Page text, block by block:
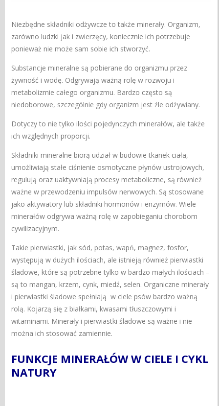
Niezbędne składniki odżywcze to także minerały. Organizm,
zarówno ludzki jak i zwierzęcy, koniecznie ich potrzebuje
ponieważ nie może sam sobie ich stworzyć.
Substancje mineralne są pobierane do organizmu przez
żywność i wodę. Odgrywają ważną rolę w rozwoju i
metabolizmie całego organizmu. Bardzo często są
niedoborowe, szczególnie gdy organizm jest źle odżywiany.
Dotyczy to nie tylko ilości pojedynczych minerałów, ale także
ich względnych proporcji.
Składniki mineralne biorą udział w budowie tkanek ciała,
umożliwiają stałe ciśnienie osmotyczne płynów ustrojowych,
regulują oraz uaktywniają procesy metaboliczne, są również
ważne w przewodzeniu impulsów nerwowych. Są stosowane
jako aktywatory lub składniki hormonów i enzymów. Wiele
minerałów odgrywa ważną rolę w zapobieganiu chorobom
cywilizacyjnym.
Takie pierwiastki, jak sód, potas, wapń, magnez, fosfor,
występują w dużych ilościach, ale istnieją również pierwiastki
śladowe, które są potrzebne tylko w bardzo małych ilościach –
są to mangan, krzem, cynk, miedź, selen. Organiczne minerały
i pierwiastki śladowe spełniają w ciele psów bardzo ważną
rolą. Kojarzą się z białkami, kwasami tłuszczowymi i
witaminami. Minerały i pierwiastki śladowe są ważne i nie
można ich stosować zamiennie.
FUNKCJE MINERAŁÓW W CIELE I CYKL
NATURY